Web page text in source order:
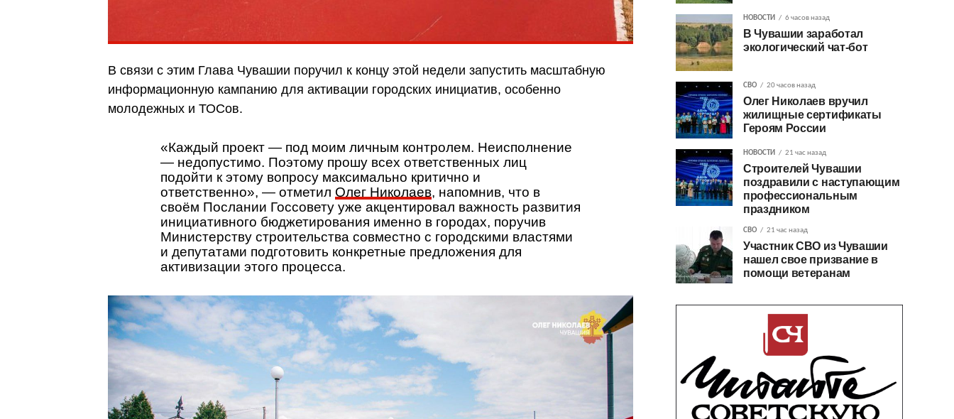
В связи с этим Глава Чувашии поручил к концу этой недели запустить масштабную
информационную кампанию для активации городских инициатив, особенно
молодежных и ТОСов.
«Каждый проект — под моим личным контролем. Неисполнение
— недопустимо. Поэтому прошу всех ответственных лиц
подойти к этому вопросу максимально критично и
ответственно», — отметил Олег Николаев, напомнив, что в
своём Послании Госсовету уже акцентировал важность развития
инициативного бюджетирования именно в городах, поручив
Министерству строительства совместно с городскими властями
и депутатами подготовить конкретные предложения для
активизации этого процесса.
НОВОСТИ 6 часов назад
В Чувашии заработал
экологический чат-бот
СВО 20 часов назад
Олег Николаев вручил
жилищные сертификаты
Героям России
НОВОСТИ 21 час назад
Строителей Чувашии
поздравили с наступающим
профессиональным
праздником
СВО 21 час назад
Участник СВО из Чувашии
нашел свое призвание в
помощи ветеранам